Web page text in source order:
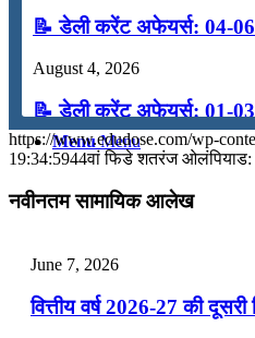
मॉक टेस्ट
टुडेज जीके
Menu Menu
📝 डेली करेंट अफेयर्स: 04-
August 4, 2026
📝 डेली करेंट अफेयर्स: 01-
July 31, 2026
📝 डेली करेंट अफेयर्स: 28-31
📝 डेली करेंट अफेयर्स: 25-27
July 25, 2026
https://www.edudose.com/wp-
19:34:5944वां फिडे शतरंज ओलंपियाड:
नवीनतम सामायिक आलेख
June 7, 2026
वित्तीय वर्ष 2026-27 की दूसरी